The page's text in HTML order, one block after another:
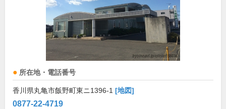
所在地・電話番号
香川県丸亀市飯野町東ニ1396-1 [地図]
0877-22-4719